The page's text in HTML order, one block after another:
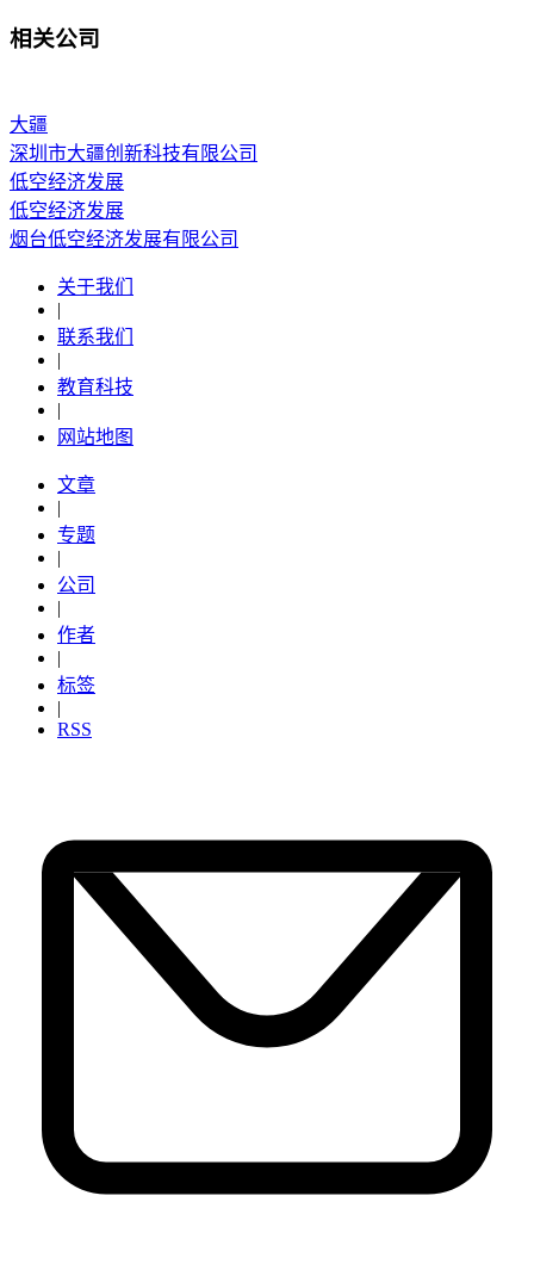
相关公司
大疆
深圳市大疆创新科技有限公司
低空经济发展
低空经济发展
烟台低空经济发展有限公司
关于我们
|
联系我们
|
教育科技
|
网站地图
文章
|
专题
|
公司
|
作者
|
标签
|
RSS